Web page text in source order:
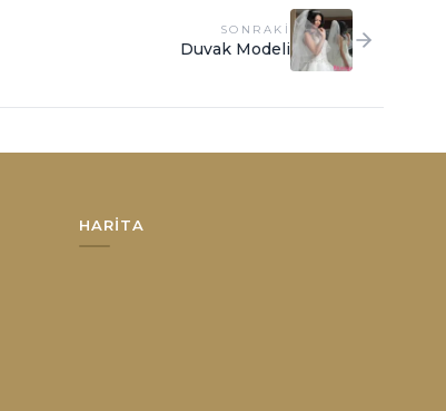
SONRAKI
Duvak Modeli
HARITA